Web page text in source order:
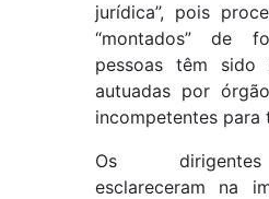
jurídica”, pois
“montados” de
pessoas têm sido
autuadas por
incompetentes para
Os
esclareceram na